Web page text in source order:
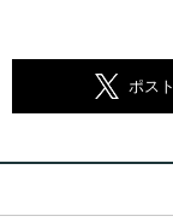
ポスト